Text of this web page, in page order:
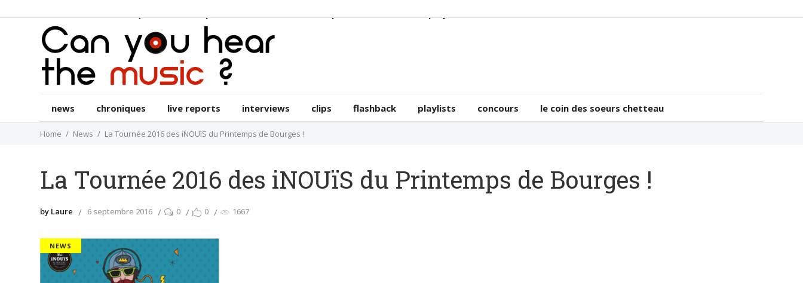
news chroniques live reports interviews clips flashback playlists concours le coin des soeurs chetteau
Home News La Tournée 2016 des iNOUïS du Printemps de Bourges !
La Tournée 2016 des iNOUïS du Printemps de Bourges !
by Laure 6 septembre 2016 0 0 1667
NEWS